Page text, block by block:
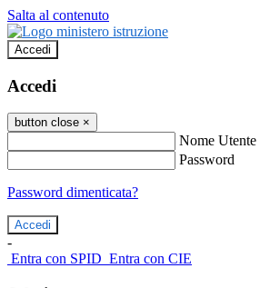
Salta al contenuto
Accedi
Accedi
button close ×
Nome Utente
Password
Password dimenticata?
-
Entra con SPID Entra con CIE